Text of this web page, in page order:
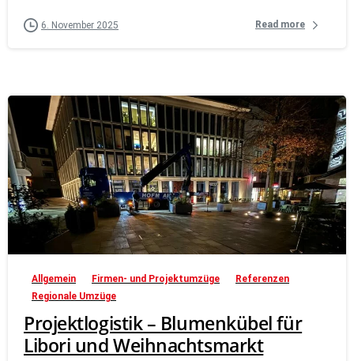
6. November 2025 Read more
Allgemein Firmen- und Projektumzüge
Referenzen
Regionale Umzüge
Projektlogistik – Blumenkübel für
Libori und Weihnachtsmarkt